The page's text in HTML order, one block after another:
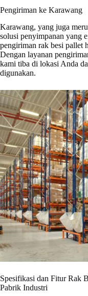
Pengiriman ke Karawang
Karawang, yang juga
solusi penyimpanan yang
pengiriman rak besi pallet
Dengan layanan
kami tiba di lokasi Anda
digunakan.
Spesifikasi dan Fitur Rak
Pabrik Industri